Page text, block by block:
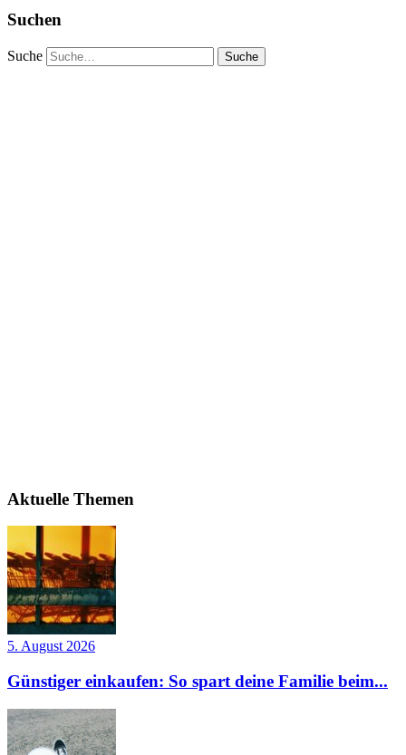
Suchen
Suche
Aktuelle Themen
5. August 2026
Günstiger einkaufen: So spart deine Familie beim...